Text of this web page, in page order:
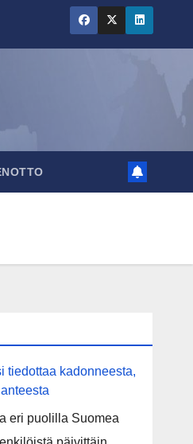
tiedottaa kadonneesta,
eri puolilla Suomea